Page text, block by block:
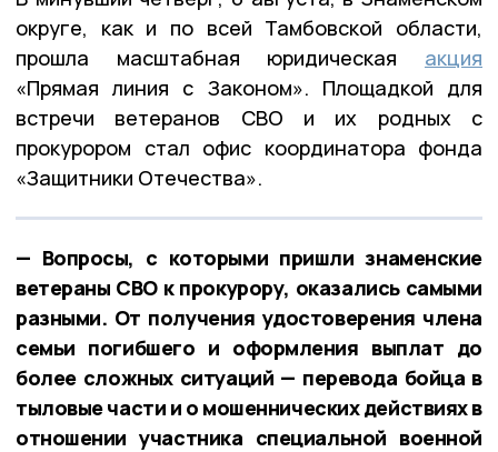
округе, как и по всей Тамбовской области,
прошла масштабная юридическая акция
«Прямая линия с Законом». Площадкой для
встречи ветеранов СВО и их родных с
прокурором стал офис координатора фонда
«Защитники Отечества».
— Вопросы, с которыми пришли знаменские
ветераны СВО к прокурору, оказались самыми
разными. От получения удостоверения члена
семьи погибшего и оформления выплат до
более сложных ситуаций — перевода бойца в
тыловые части и о мошеннических действиях в
отношении участника специальной военной